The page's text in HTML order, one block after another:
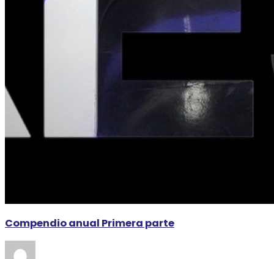
Compendio anual Primera parte